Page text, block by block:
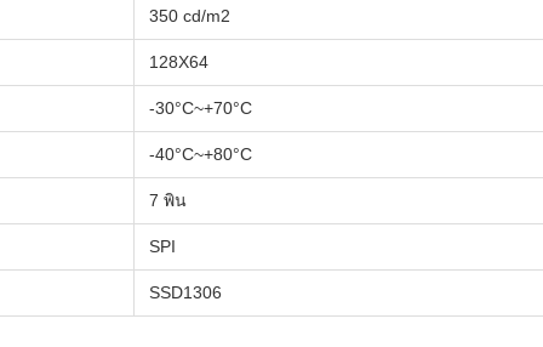
350 cd/m2
128X64
-30°C~+70°C
-40°C~+80°C
7 พิน
SPI
SSD1306